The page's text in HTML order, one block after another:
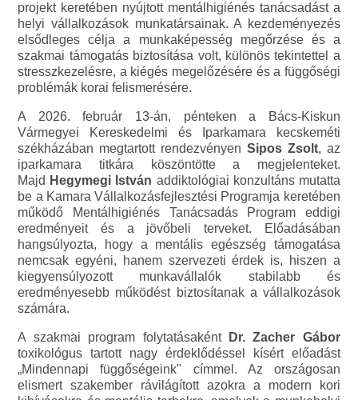
projekt keretében nyújtott mentálhigiénés tanácsadást a
helyi vállalkozások munkatársainak. A kezdeményezés
elsődleges célja a munkaképesség megőrzése és a
szakmai támogatás biztosítása volt, különös tekintettel a
stresszkezelésre, a kiégés megelőzésére és a függőségi
problémák korai felismerésére.
A 2026. február 13-án, pénteken a Bács-Kiskun
Vármegyei Kereskedelmi és Iparkamara kecskeméti
székházában megtartott rendezvényen Sipos Zsolt, az
iparkamara titkára köszöntötte a megjelenteket.
Majd Hegymegi István addiktológiai konzultáns mutatta
be a Kamara Vállalkozásfejlesztési Programja keretében
működő Mentálhigiénés Tanácsadás Program eddigi
eredményeit és a jövőbeli terveket. Előadásában
hangsúlyozta, hogy a mentális egészség támogatása
nemcsak egyéni, hanem szervezeti érdek is, hiszen a
kiegyensúlyozott munkavállalók stabilabb és
eredményesebb működést biztosítanak a vállalkozások
számára.
A szakmai program folytatásaként
Dr. Zacher Gábor
toxikológus tartott nagy érdeklődéssel kísért előadást
„Mindennapi függőségeink" címmel. Az országosan
elismert szakember rávilágított azokra a modern kori